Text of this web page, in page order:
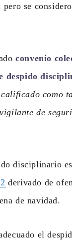
se
convenio
despido
como
de
disciplinario
derivado de
de navidad.
el